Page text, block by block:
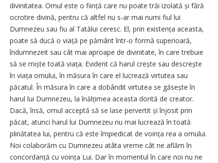
divinitatea. Omul este o ființă care nu poate trăi izolată și fără
ocrotire divină, pentru că altfel nu s-ar mai numi fiul lui
Dumnezeu sau fiu al Tatălui ceresc. El, prin existența aceasta,
poate să ducă o viață pe pământ într-o formă superioară,
îndumnezeit sau cât mai aproape de divinitate, în care trebuie
să se miște toată viața. Evident că harul crește sau descrește
în viața omului, în măsura în care el lucrează virtutea sau
păcatul. În măsura în care a dobândit virtutea se găsește în
harul lui Dumnezeu, la înălțimea aceasta dorită de creator.
Dacă, însă, omul acceptă să se lase pervertit și înjosit prin
păcat, atunci harul lui Dumnezeu nu mai lucrează în toată
plinătatea lui, pentru că este împiedicat de voința rea a omului.
Noi colaborăm cu Dumnezeu atâta vreme cât ne aflăm în
concordanță cu voința Lui. Dar în momentul în care noi nu ne